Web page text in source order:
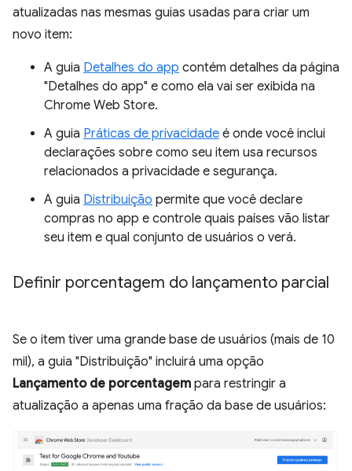
atualizadas nas mesmas guias usadas para criar um
novo item:
A guia Detalhes do app contém detalhes da página
"Detalhes do app" e como ela vai ser exibida na
Chrome Web Store.
A guia Práticas de privacidade é onde você inclui
declarações sobre como seu item usa recursos
relacionados a privacidade e segurança.
A guia Distribuição permite que você declare
compras no app e controle quais países vão listar
seu item e qual conjunto de usuários o verá.
Definir porcentagem do lançamento parcial
Se o item tiver uma grande base de usuários (mais de 10
mil), a guia "Distribuição" incluirá uma opção
Lançamento de porcentagem para restringir a
atualização a apenas uma fração da base de usuários: